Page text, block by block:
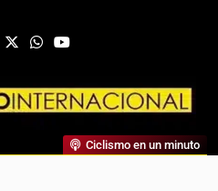
Mundial. Entrevistas, Análisis,
Web Ciclista De Referencia.
Ciclismo en un minuto